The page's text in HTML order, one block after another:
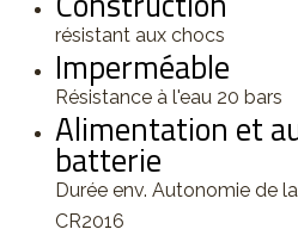
résistant aux chocs
Imperméable
Résistance à l'eau 20 bars
Alimentation et
batterie
Durée env. Autonomie de
CR2016